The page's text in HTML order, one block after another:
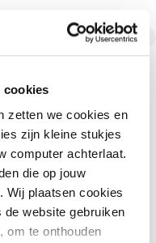
cookies
zetten we cookies en
zijn kleine stukjes
computer achterlaat.
die op jouw
Wij plaatsen cookies
website gebruiken
om te onthouden